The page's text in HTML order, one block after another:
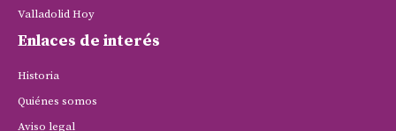
Valladolid Hoy
Enlaces de interés
Historia
Quiénes somos
Aviso legal